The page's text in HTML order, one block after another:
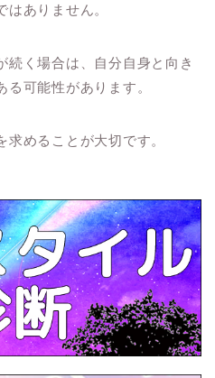
ありません。
続く場合は、自分自身と向き
可能性があります。
めることが大切です。